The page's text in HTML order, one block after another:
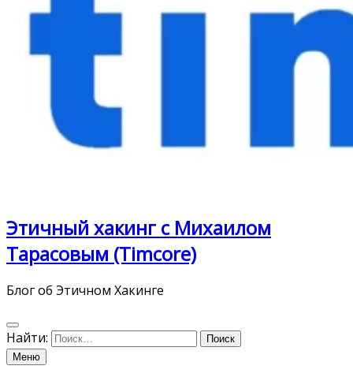
Этичный хакинг с Михаилом
Тарасовым (Timcore)
Блог об Этичном Хакинге
Найти:
Меню